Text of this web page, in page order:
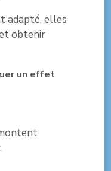
adapté, elles
obtenir
un effet